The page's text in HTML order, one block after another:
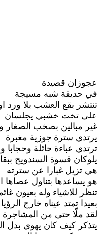
عجوزان قصيدة
في حديقة شبه مسيجة
تنتشر بقع العشب بلا ورد
على تخت خشبي يجلسان
غير مبالين بصخب الصغار
يرتدي سترة جوزية مغبرة
ترتدي عباءة حائلة وحجابا
يلوكان قسوة السندويج
هي تزيل غبارا عن سترته
هو يساعدها بتناول
تنظر للاشياء وله بعيون
بعيدا تمتد عيناه خارج الرؤيا
لقد ملّا حتى من المشاجرة
يتذكر كيف كان يهوي بدل